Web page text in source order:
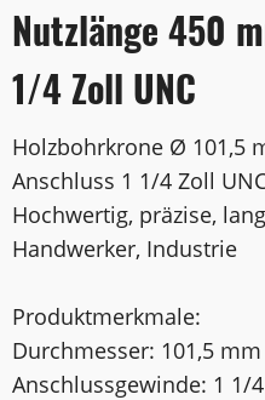
Nutzlänge 450
1/4 Zoll UNC
Holzbohrkrone Ø 101,5
Anschluss 1 1/4 Zoll
Hochwertig, präzise,
Handwerker, Industrie
Produktmerkmale:
Durchmesser: 101,5 mm
Anschlussgewinde: 1 1/